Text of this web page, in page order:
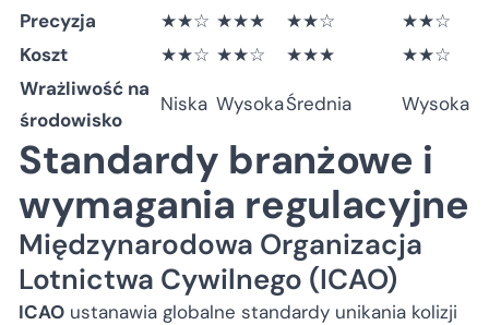
Precyzja
★★☆ ★★★ ★★☆
★★☆
Koszt
★★☆ ★★☆ ★★★
★★☆
Wrażliwość na
środowisko
Niska WysokaŚrednia Wysoka
Standardy branżowe i
wymagania regulacyjne
Międzynarodowa Organizacja
Lotnictwa Cywilnego (ICAO)
ICAO ustanawia globalne standardy unikania kolizji